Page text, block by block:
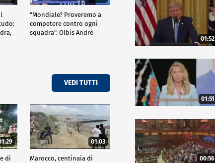
"Mondiale? Proveremo a
competere contro ogni
squadra". Olbis Andrè
VEDI TUTTI
di
01:03
Marocco, centinaia di
01:52
01:51
00:56